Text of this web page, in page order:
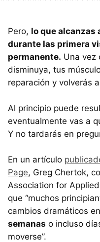
Pero, lo que alcanzas
durante las primera
permanente. Una vez
disminuya, tus
reparación y volverás
Al principio puede
eventualmente vas a
Y no tardarás en
En un artículo
Page, Greg Chertok,
Association for
que “muchos
cambios dramáticos
semanas o incluso
moverse”.